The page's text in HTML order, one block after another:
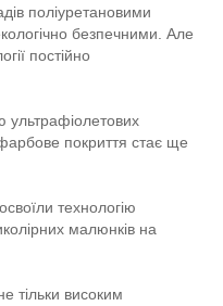
поліуретановими
безпечними. Але
постійно
ультрафіолетових
покриття стає ще
технологію
малюнків на
тільки високим